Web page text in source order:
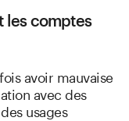
les comptes
avoir mauvaise
avec des
usages